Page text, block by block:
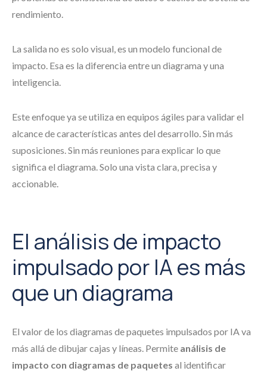
rendimiento.
La salida no es solo visual, es un modelo funcional de
impacto. Esa es la diferencia entre un diagrama y una
inteligencia.
Este enfoque ya se utiliza en equipos ágiles para validar el
alcance de características antes del desarrollo. Sin más
suposiciones. Sin más reuniones para explicar lo que
significa el diagrama. Solo una vista clara, precisa y
accionable.
El análisis de impacto
impulsado por IA es más
que un diagrama
El valor de los diagramas de paquetes impulsados por IA va
más allá de dibujar cajas y líneas. Permite análisis de
impacto con diagramas de paquetes al identificar